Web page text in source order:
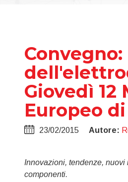
Giovedì 12
Europeo
23/02/2015 Autore:
Innovazioni, tendenze,
componenti.